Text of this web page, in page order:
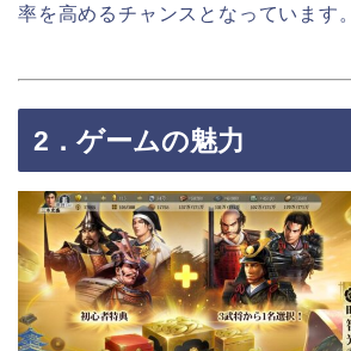
率を高めるチャンスとなっています。
2．ゲームの魅力